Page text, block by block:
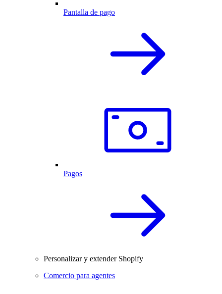
Pantalla de pago
Pagos
Personalizar y extender Shopify
Comercio para agentes